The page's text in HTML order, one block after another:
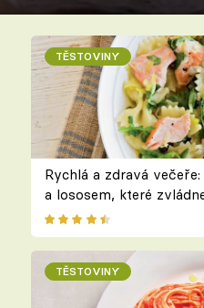
TĚSTOVINY
Rychlá a zdravá
a lososem, které
TĚSTOVINY